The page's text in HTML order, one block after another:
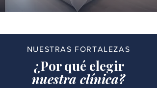
NUESTRAS FORTALEZAS
¿Por qué elegir
nuestra clínica?